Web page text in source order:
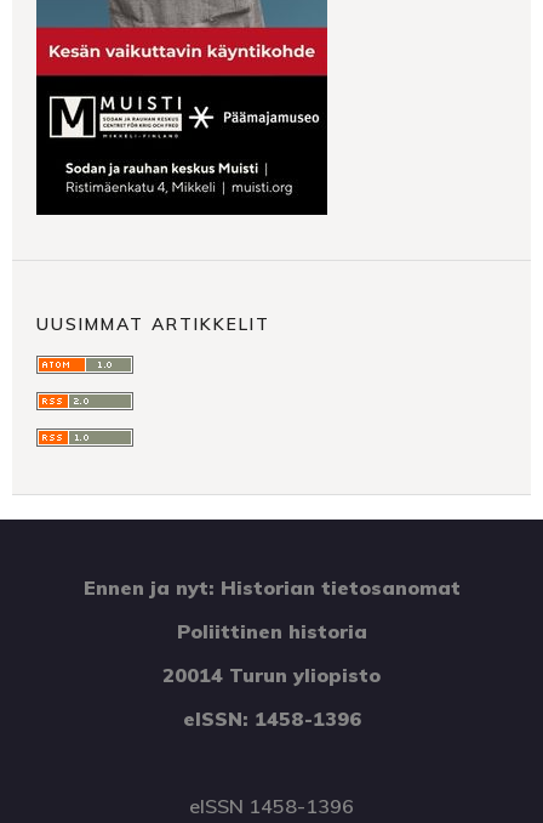
UUSIMMAT ARTIKKELIT
Ennen ja nyt: Historian tietosanomat
Poliittinen historia
20014 Turun yliopisto
eISSN: 1458-1396
eISSN 1458-1396